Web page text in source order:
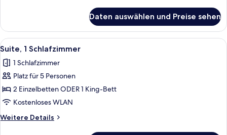
Daten auswählen und Preise sehen
Alle
Fotos
für
Suite,
1
Schlafzimmer
anzeigen
Ein Hotelzimmer mit Bett,
5
Suite, 1 Schlafzimmer
1 Schlafzimmer
Platz für 5 Personen
2 Einzelbetten ODER 1 King-Bett
Kostenloses WLAN
Weitere Details
Weitere